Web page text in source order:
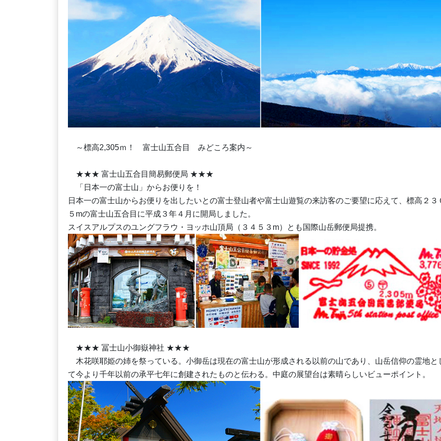
～標高2,305ｍ！ 富士山五合目 みどころ案内～
★★★ 富士山五合目簡易郵便局 ★★★
「日本一の富士山」からお便りを！
日本一の富士山からお便りを出したいとの富士登山者や富士山遊覧の来訪客のご要望に応えて、標高２３
５mの富士山五合目に平成３年４月に開局しました。
スイスアルプスのユングフラウ・ヨッホ山頂局（３４５３m）とも国際山岳郵便局提携。
★★★ 冨士山小御嶽神社 ★★★
木花咲耶姫の姉を祭っている。小御岳は現在の富士山が形成される以前の山であり、山岳信仰の霊地と
て今より千年以前の承平七年に創建されたものと伝わる。中庭の展望台は素晴らしいビューポイント。